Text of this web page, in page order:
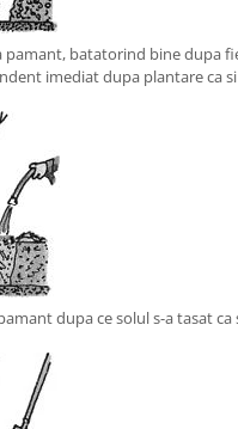
pamant, batatorind bine dupa
imediat dupa plantare ca
dupa ce solul s-a tasat ca